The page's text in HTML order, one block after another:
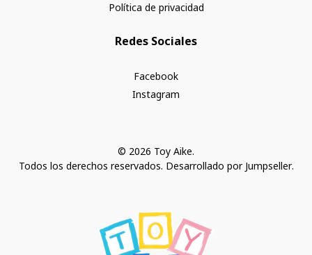
Política de privacidad
Redes Sociales
Facebook
Instagram
© 2026 Toy Aike.
Todos los derechos reservados. Desarrollado por Jumpseller.